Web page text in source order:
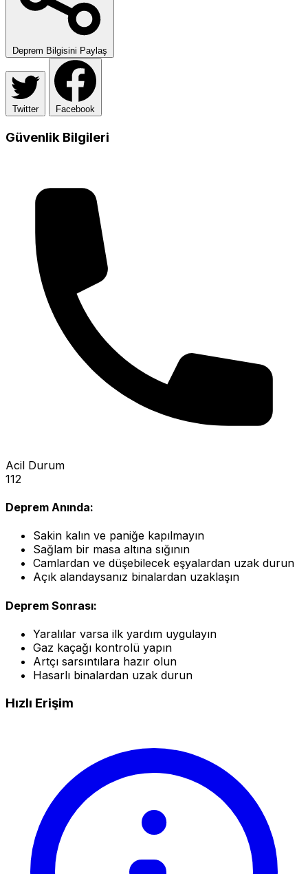
Deprem Bilgisini Paylaş
Twitter Facebook
Güvenlik Bilgileri
Acil Durum
112
Deprem Anında:
Sakin kalın ve paniğe kapılmayın
Sağlam bir masa altına sığının
Camlardan ve düşebilecek eşyalardan uzak durun
Açık alandaysanız binalardan uzaklaşın
Deprem Sonrası:
Yaralılar varsa ilk yardım uygulayın
Gaz kaçağı kontrolü yapın
Artçı sarsıntılara hazır olun
Hasarlı binalardan uzak durun
Hızlı Erişim